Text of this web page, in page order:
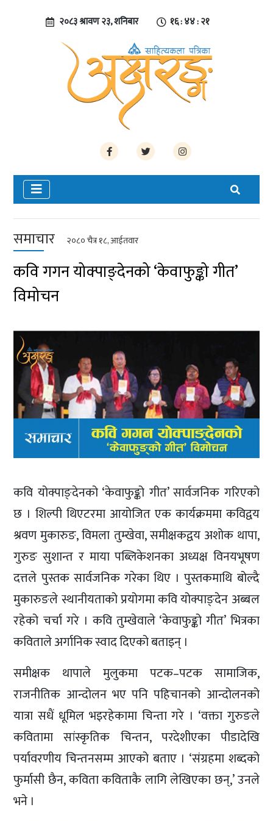
२०८३ श्रावण २३, शनिबार १६ : ४४ : २२
समाचार २०८० चैत्र १८, आईतवार
कवि गगन योक्पाङ्देनको ‘केवाफुङ्को गीत’
विमोचन
कवि योक्पाङ्देनको ‘केवाफुङ्को गीत’ सार्वजनिक गरिएको
छ । शिल्पी थिएटरमा आयोजित एक कार्यक्रममा कविद्वय
श्रवण मुकारुङ, विमला तुम्खेवा, समीक्षकद्वय अशोक थापा,
गुरुङ सुशान्त र माया पब्लिकेशनका अध्यक्ष विनयभूषण
दत्तले पुस्तक सार्वजनिक गरेका थिए । पुस्तकमाथि बोल्दै
मुकारुङले स्थानीयताको प्रयोगमा कवि योक्पाङ्देन अब्बल
रहेको चर्चा गरे । कवि तुम्खेवाले ‘केवाफुङ्को गीत’ भित्रका
कविताले अर्गानिक स्वाद दिएको बताइन् ।
समीक्षक थापाले मुलुकमा पटक–पटक सामाजिक,
राजनीतिक आन्दोलन भए पनि पहिचानको आन्दोलनको
यात्रा सधैं धूमिल भइरहेकामा चिन्ता गरे । ‘वक्ता गुरुङले
कवितामा सांस्कृतिक चिन्तन, परदेशीएका पीडादेखि
पर्यावरणीय चिन्तनसम्म आएको बताए । ‘संग्रहमा शब्दको
फुर्मासी छैन, कविता कविताकै लागि लेखिएका छन्,’ उनले
भने ।